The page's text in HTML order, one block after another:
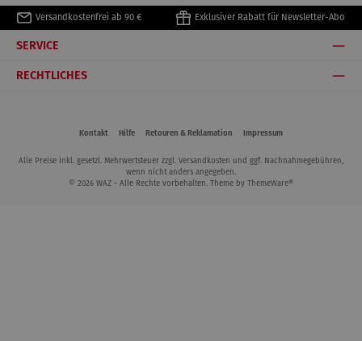
Versandkostenfrei ab 90 € Exklusiver Rabatt für Newsletter-Abo
SERVICE
RECHTLICHES
Kontakt Hilfe Retouren & Reklamation Impressum
Alle Preise inkl. gesetzl. Mehrwertsteuer zzgl. Versandkosten und ggf. Nachnahmegebühren,
wenn nicht anders angegeben.
© 2026 WAZ - Alle Rechte vorbehalten. Theme by ThemeWare®